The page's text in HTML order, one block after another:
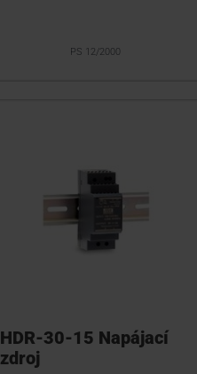
PS 12/2000
HDR-30-15 Napájací
zdroj